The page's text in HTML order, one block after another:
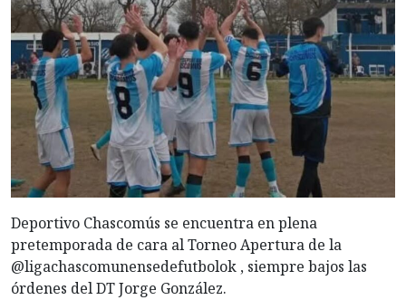
Deportivo Chascomús se encuentra en plena
pretemporada de cara al Torneo Apertura de la
@ligachascomunensedefutbolok , siempre bajos las
órdenes del DT Jorge González.